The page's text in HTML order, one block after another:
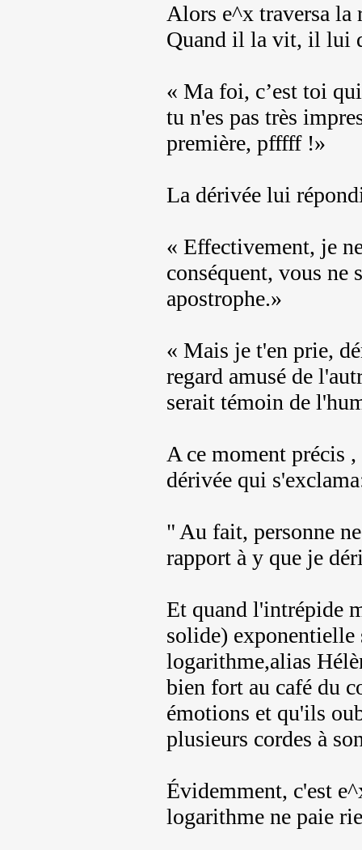
Alors e^x traversa la
Quand il la vit, il lui
« Ma foi, c’est toi
tu n'es pas très
première, pfffff !»
La dérivée lui
« Effectivement, je
conséquent, vous ne
apostrophe.»
« Mais je t'en prie,
regard amusé de
serait témoin de
A ce moment précis
dérivée qui
" Au fait, personne
rapport à y que je
Et quand l'intrépide
solide) exponentielle
logarithme,alias
bien fort au café du
émotions et qu'ils
plusieurs cordes à
Évidemment, c'est
logarithme ne paie